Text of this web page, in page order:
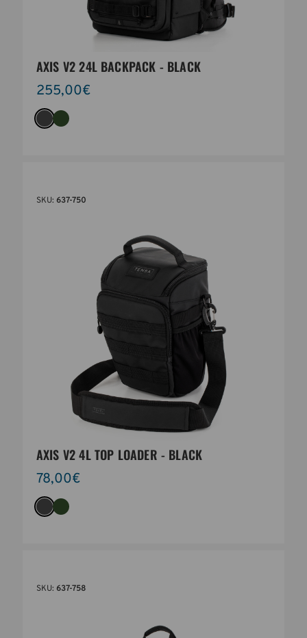
AXIS V2 24L BACKPACK - BLACK
255,00€
SKU: 637-750
AXIS V2 4L TOP LOADER - BLACK
78,00€
SKU: 637-758